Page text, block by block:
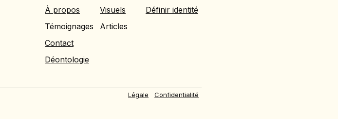
À propos
Témoignages
Contact
Déontologie
Visuels
Articles
Définir identité
Légale Confidentialité